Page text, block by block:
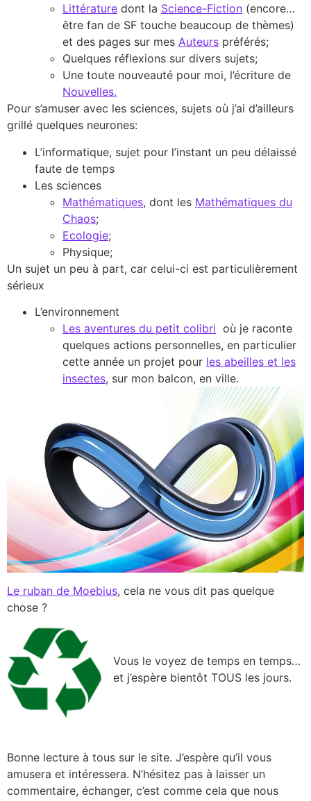
Littérature dont la Science-Fiction (encore…
être fan de SF touche beaucoup de thèmes)
et des pages sur mes Auteurs préférés;
Quelques réflexions sur divers sujets;
Une toute nouveauté pour moi, l’écriture de
Nouvelles.
Pour s’amuser avec les sciences, sujets où j’ai d’ailleurs
grillé quelques neurones:
L’informatique, sujet pour l’instant un peu délaissé
faute de temps
Les sciences
Mathématiques, dont les Mathématiques du
Chaos;
Ecologie;
Physique;
Un sujet un peu à part, car celui-ci est particulièrement
sérieux
L’environnement
Les aventures du petit colibri où je raconte
quelques actions personnelles, en particulier
cette année un projet pour les abeilles et les
insectes, sur mon balcon, en ville.
Le ruban de Moebius, cela ne vous dit pas quelque
chose ?
Vous le voyez de temps en temps…
et j’espère bientôt TOUS les jours.
Bonne lecture à tous sur le site. J’espère qu’il vous
amusera et intéressera. N’hésitez pas à laisser un
commentaire, échanger, c’est comme cela que nous